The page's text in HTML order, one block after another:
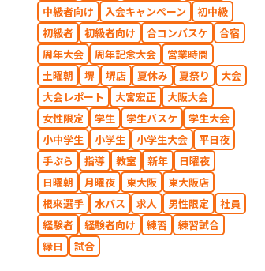
中級者向け
入会キャンペーン
初中級
初級者
初級者向け 合コンバスケ
合宿
周年大会
周年記念大会
営業時間
土曜朝
堺 堺店 夏休み 夏祭り
大会
大会レポート
大宮宏正
大阪大会
女性限定
学生 学生バスケ
学生大会
小中学生
小学生 小学生大会
平日夜
手ぶら
指導 教室 新年
日曜夜
日曜朝
月曜夜 東大阪
東大阪店
根來選手
水バス 求人 男性限定
社員
経験者
経験者向け 練習
練習試合
縁日
試合